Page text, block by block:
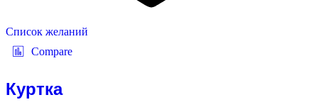
Список желаний
Compare
Куртка